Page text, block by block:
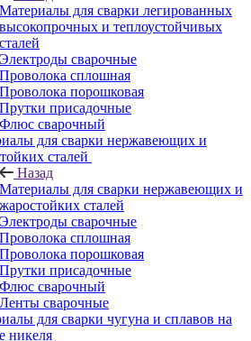
Материалы для сварки легированных
высокопрочных и теплоустойчивых
сталей
Электроды сварочные
Проволока сплошная
Проволока порошковая
Прутки присадочные
Флюс сварочный
для сварки нержавеющих и
сталей
Назад
Материалы для сварки нержавеющих и
жаростойких сталей
Электроды сварочные
Проволока сплошная
Проволока порошковая
Прутки присадочные
Флюс сварочный
Ленты сварочные
для сварки чугуна и сплавов на
никеля